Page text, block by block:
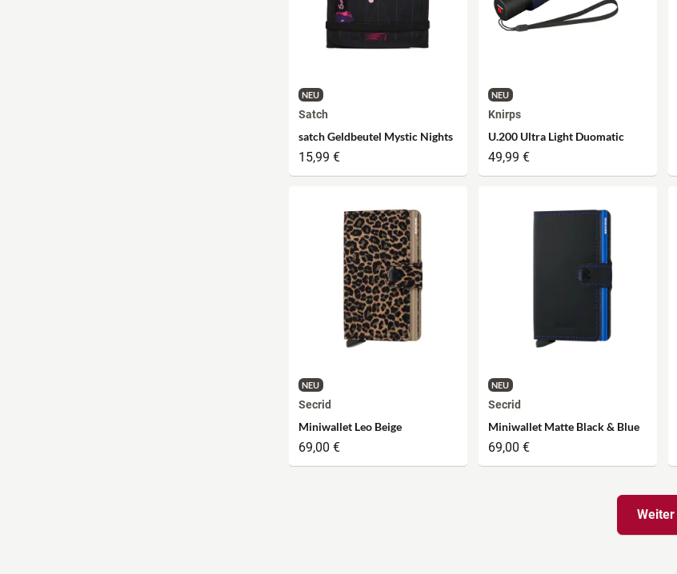
NEU
Satch
satch Geldbeutel Mystic Nights
15,99 €
NEU
Knirps
U.200 Ultra Light Duomatic
49,99 €
NEU
Secrid
Miniwallet Leo Beige
69,00 €
NEU
Secrid
Miniwallet Matte Black & Blue
69,00 €
Weiter